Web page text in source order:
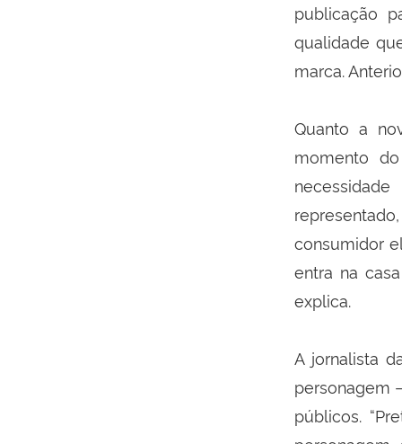
publicação
qualidade
marca.
Quanto a
momento
consumidor
entra na
explica.
A jornalista
personagem
públicos.